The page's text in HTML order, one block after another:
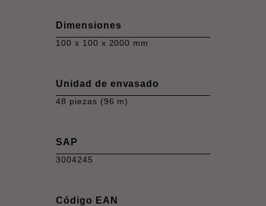
Dimensiones
100 x 100 x 2000 mm
Unidad de envasado
48 piezas (96 m)
SAP
3004245
Código EAN